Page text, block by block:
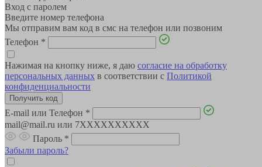
Вход с паролем
Введите номер телефона
Мы отправим вам код в смс на телефон или позвоним
Телефон *
Нажимая на кнопку ниже, я даю согласие на обработку
персональных данных в соответствии с Политикой
конфиденциальности
E-mail или Телефон *
mail@mail.ru или 7XXXXXXXXXX
Пароль *
Забыли пароль?